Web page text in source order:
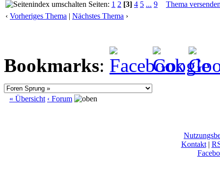
Seiten: 1 2 [3] 4 5 ... 9
Thema
‹ Vorheriges Thema | Nächstes Thema ›
Bookmarks:
« Übersicht ‹ Forum
Kontakt|